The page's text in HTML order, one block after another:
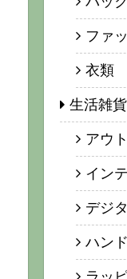
ファ
衣類
生活雑貨
アウ
イン
デジ
ハン